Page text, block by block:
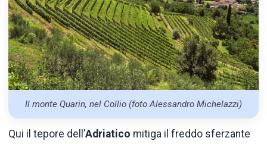
Il monte Quarin, nel Collio (foto Alessandro Michelazzi)
Qui il tepore dell’Adriatico mitiga il freddo sferzante